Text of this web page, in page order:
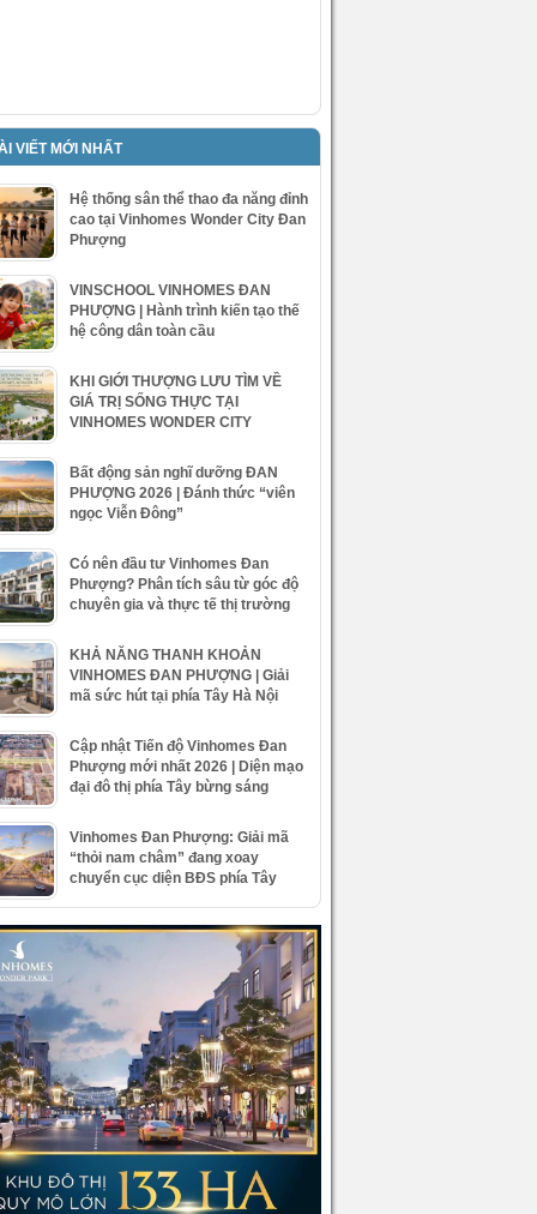
VIẾT MỚI NHẤT
Hệ thống sân thể thao đa năng đỉnh
cao tại Vinhomes Wonder City Đan
Phượng
VINSCHOOL VINHOMES ĐAN
PHƯỢNG | Hành trình kiến tạo thế
hệ công dân toàn cầu
KHI GIỚI THƯỢNG LƯU TÌM VỀ
GIÁ TRỊ SỐNG THỰC TẠI
VINHOMES WONDER CITY
Bất động sản nghĩ dưỡng ĐAN
PHƯỢNG 2026 | Đánh thức “viên
ngọc Viễn Đông”
Có nên đầu tư Vinhomes Đan
Phượng? Phân tích sâu từ góc độ
chuyên gia và thực tế thị trường
KHẢ NĂNG THANH KHOẢN
VINHOMES ĐAN PHƯỢNG | Giải
mã sức hút tại phía Tây Hà Nội
Cập nhật Tiến độ Vinhomes Đan
Phượng mới nhất 2026 | Diện mạo
đại đô thị phía Tây bừng sáng
Vinhomes Đan Phượng: Giải mã
“thỏi nam châm” đang xoay
chuyển cục diện BĐS phía Tây